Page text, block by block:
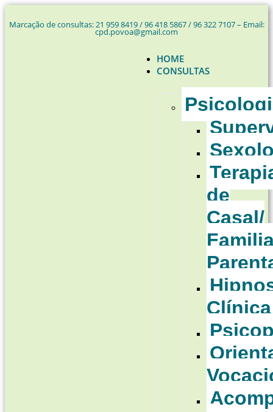
Marcação de consultas: 21 959 8419 / 96 418 5867 / 96 322 7107 – Email:
cpd.povoa@gmail.com
HOME
CONSULTAS
de
Casal/
Clínica